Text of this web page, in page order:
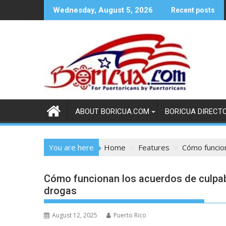
to
Wednesday, August 5, 2026 Recent posts
ABOUT BORICUA.COM BORICUA
You are here Home Features Cómo
Cómo funcionan los acuerdos de
drogas
August 12, 2025 Puerto Rico